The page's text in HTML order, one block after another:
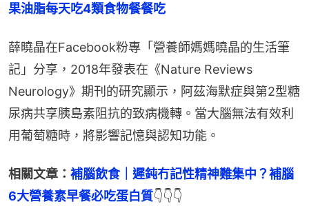
果油脂每天吃4類食物餐餐吃
薛曉晶在Facebook粉專「營養師媽媽曉晶的生活筆
記」分享，2018年發表在《Nature Reviews
Neurology》期刊的研究顯示，阿茲海默症與第2型糖
尿病共享胰島素阻抗的致病機轉。當大腦無法有效利
用葡萄糖時，將影響記憶與認知功能。
相關文章： 補腦飲食｜遲鈍冇記性精神難集中？補腦
6大營養素早餐必吃蛋白質👇👇👇